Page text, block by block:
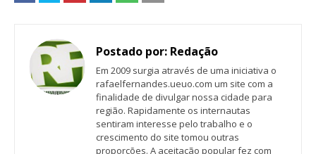
Postado por: Redação
Em 2009 surgia através de uma iniciativa o
rafaelfernandes.ueuo.com um site com a
finalidade de divulgar nossa cidade para
região. Rapidamente os internautas
sentiram interesse pelo trabalho e o
crescimento do site tomou outras
proporções. A aceitação popular fez com